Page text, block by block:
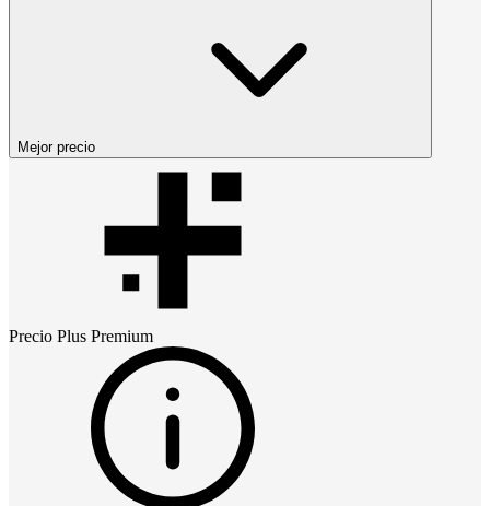
Mejor precio
Precio Plus Premium